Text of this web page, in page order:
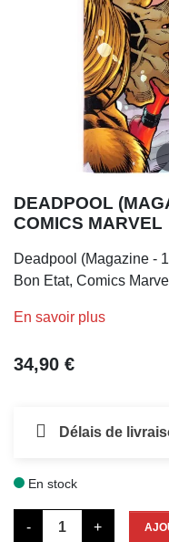
DEADPOOL
COMICS MARVEL
Deadpool (Magazine -
Bon Etat, Comics
En savoir plus
34,90 €
Délais de
En stock
- +